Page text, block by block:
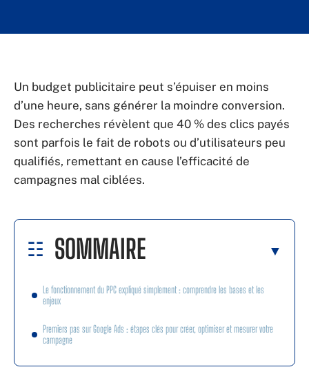
Un budget publicitaire peut s’épuiser en moins
d’une heure, sans générer la moindre conversion.
Des recherches révèlent que 40 % des clics payés
sont parfois le fait de robots ou d’utilisateurs peu
qualifiés, remettant en cause l’efficacité de
campagnes mal ciblées.
SOMMAIRE
Le fonctionnement du PPC expliqué simplement : comprendre les bases et les
enjeux
Premiers pas sur Google Ads : étapes clés pour créer, optimiser et mesurer votre
campagne